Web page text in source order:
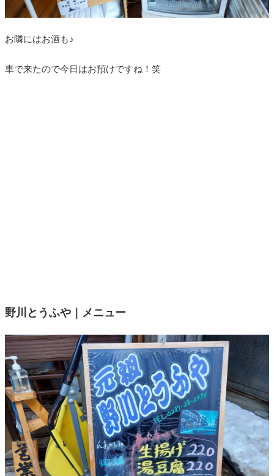
お隣にはお酒も♪
車で来たので今日はお預けですね！笑
野川とうふや｜メニュー